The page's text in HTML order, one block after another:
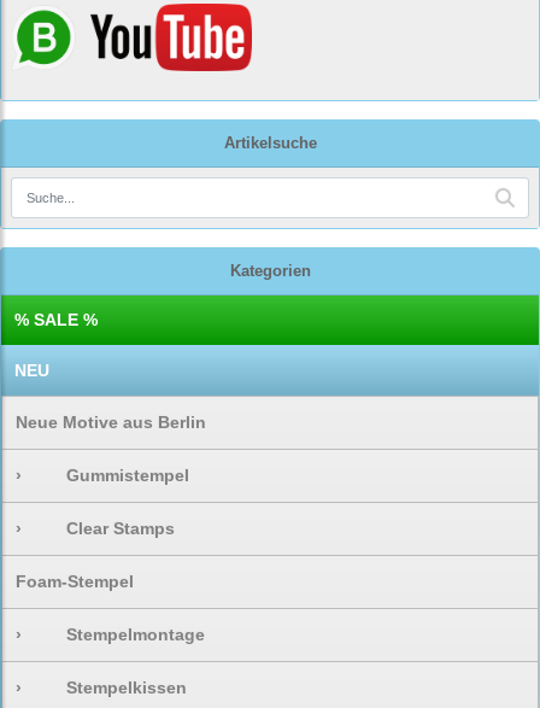
Artikelsuche
Kategorien
% SALE %
NEU
Neue Motive aus Berlin
› Gummistempel
› Clear Stamps
Foam-Stempel
› Stempelmontage
› Stempelkissen